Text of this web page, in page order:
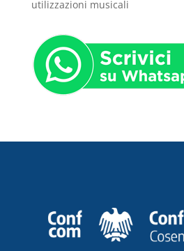
utilizzazioni musicali